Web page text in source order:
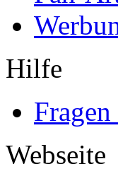
Hilfe
Webseite